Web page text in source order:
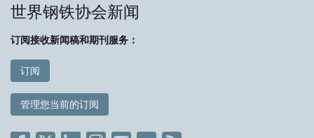
世界钢铁协会新闻
订阅接收新闻稿和期刊服务：
订阅
管理您当前的订阅